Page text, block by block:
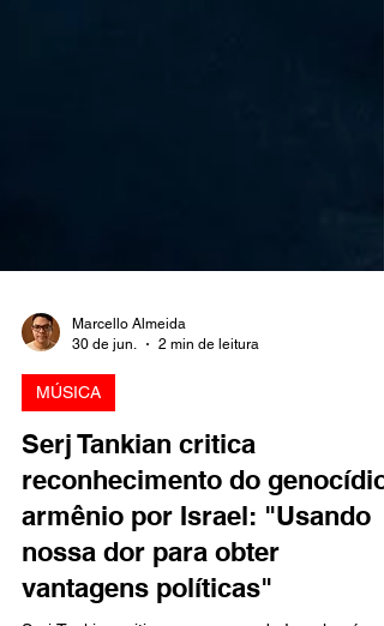
30 de jun.
MÚSICA
Serj Tankian critica
reconhecimento do genocídio
armênio por Israel: "Usando
nossa dor para obter